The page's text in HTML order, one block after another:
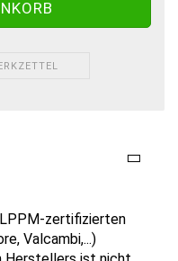
LPPM-zertifizierten
Valcambi,...)